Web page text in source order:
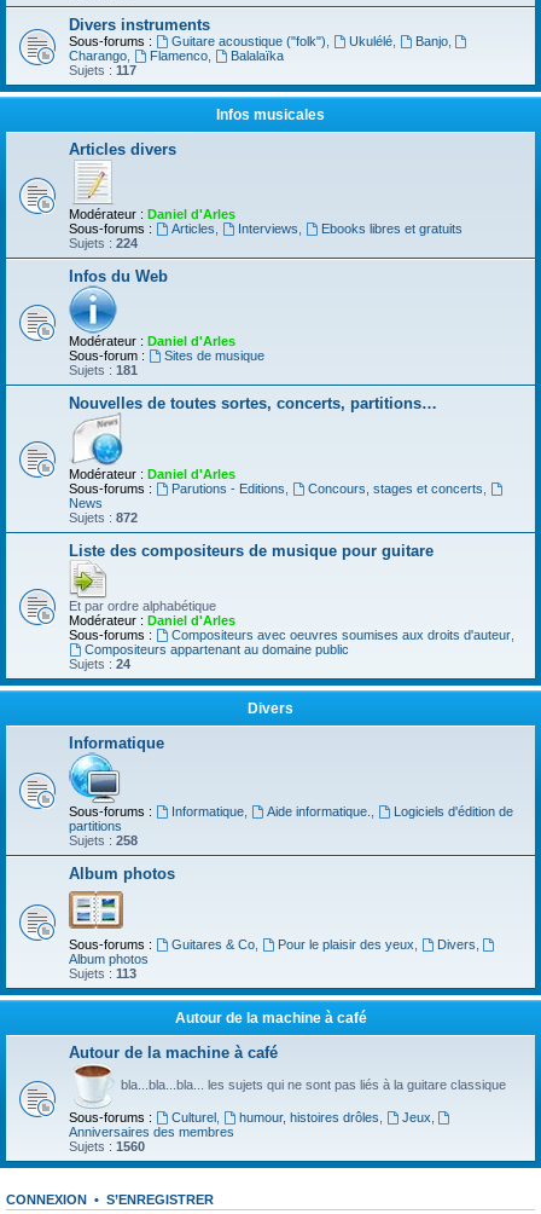
Divers instruments
Sous-forums : Guitare acoustique ("folk") Ukulélé, Banjo,
Charango
Flamenco,
Balalaïka
Sujets : 117
Infos musicales
Articles divers
Modérateur : Daniel d'Arles
Sous-forums :
Articles Interviews
Ebooks libres et gratuits
Sujets : 224
Infos du Web
Modérateur : Daniel d'Arles
Sous-forum :
Sites de musique
Sujets : 181
Nouvelles de toutes sortes, concerts, partitions…
Modérateur : Daniel d'Arles
Sous-forums :
Parutions - Editions Concours, stages et concerts
News
Sujets : 872
Liste des compositeurs de musique pour guitare
Et par ordre alphabétique
Modérateur : Daniel d'Arles
Sous-forums :
Compositeurs avec oeuvres soumises aux droits d'auteur,
Compositeurs appartenant au domaine public
Sujets : 24
Divers
Informatique
Sous-forums : Informatique, Aide informatique.
Logiciels d'édition de
partitions
Sujets : 258
Album photos
Sous-forums : Guitares & Co, Pour le plaisir des yeux Divers
Album photos
Sujets : 113
Autour de la machine à café
Autour de la machine à café
bla...bla...bla... les sujets qui ne sont pas liés à la guitare classique
Sous-forums : Culturel, humour, histoires drôles Jeux
Anniversaires des membres
Sujets : 1560
CONNEXION • S’ENREGISTRER